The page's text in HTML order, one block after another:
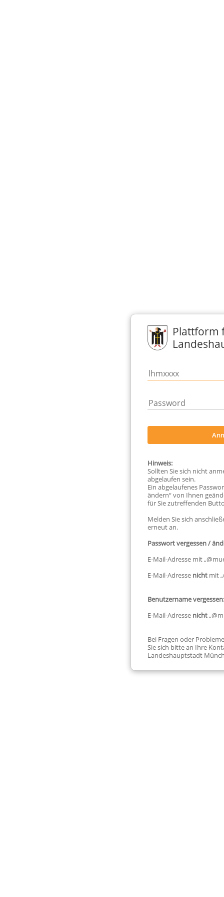
Plattform
Hinweis:
Sollten Sie sich nicht
abgelaufen sein.
Ein abgelaufenes
ändern“ von Ihnen
für Sie zutreffenden
Melden Sie sich
erneut an.
Passwort vergessen /
E-Mail-Adresse mit
E-Mail-Adresse nicht mit
Benutzername vergessen:
E-Mail-Adresse nicht
Bei Fragen oder
Sie sich bitte an Ihre
Landeshauptstadt